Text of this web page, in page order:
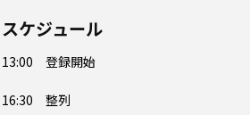
スケジュール
13:00 登録開始
16:30 整列